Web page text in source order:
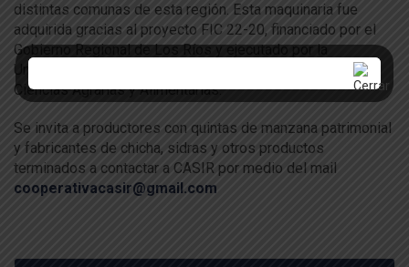
distintas comunas de esta región. Esta maquinaria fue
adquirida gracias al proyecto FIC 22-20, financiado por el
Gobierno Regional de Los Ríos y ejecutado por la
Universidad Austral de Chile a través de su Facultad de
Ciencias Agrarias y Alimentarias.
Se invita a productores con quintas de manzana patrimonial
y fabricantes de chicha, sidras y otros productos
terminados a contactar a CASIR por medio del mail
cooperativacasir@gmail.com